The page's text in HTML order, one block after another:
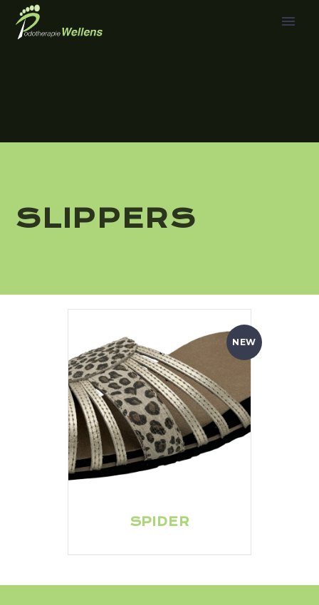
SLIPPERS
NEW
SPIDER